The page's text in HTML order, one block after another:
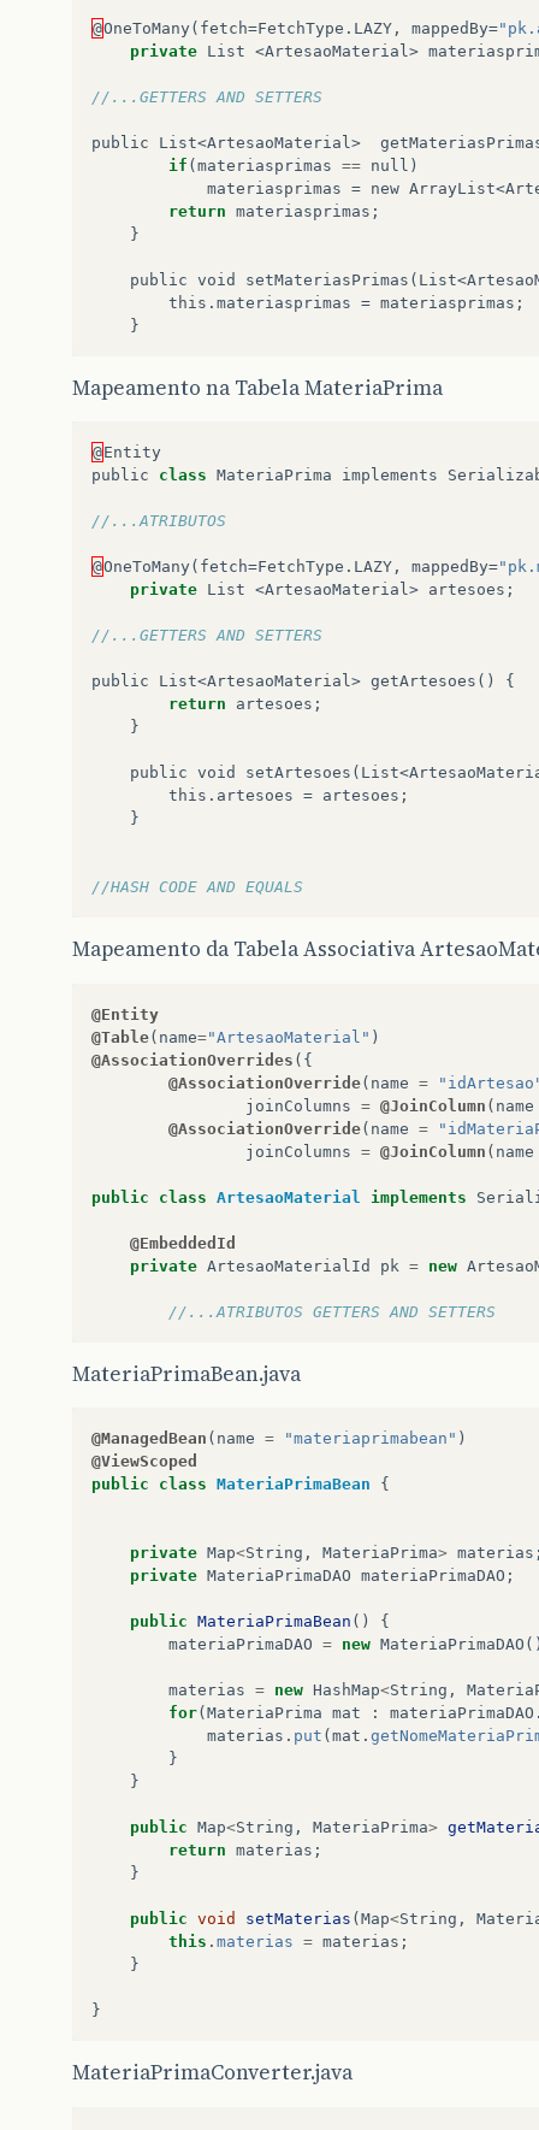
@OneToMany( fetch=FetchType . LAZY , mappedBy=
private List <ArtesaoMaterial >
//...GETTERS AND SETTERS
public List<ArtesaoMaterial >
if ( materiasprimas == null )
materiasprimas = new ArrayList<
return materiasprimas ;
}
public void setMateriasPrimas ( List<
this . materiasprimas = materiasprimas ;
}
Mapeamento na Tabela MateriaPrima
@Entity
public
class MateriaPrima implements
//...ATRIBUTOS
@OneToMany( fetch=FetchType . LAZY , mappedBy=
private List <ArtesaoMaterial> artesoes ;
//...GETTERS AND SETTERS
public List<ArtesaoMaterial> getArtesoes ()
{
return
artesoes ;
}
public void setArtesoes ( List<
this . artesoes = artesoes ;
}
//HASH CODE AND EQUALS
Mapeamento da Tabela Associativa
@Entity
@Table( name="ArtesaoMaterial" )
@AssociationOverrides ({
@AssociationOverride( name =
joinColumns = @JoinColumn ( name
@AssociationOverride( name =
joinColumns = @JoinColumn ( name
public class ArtesaoMaterial implements
@EmbeddedId
private ArtesaoMaterialId pk = new
//...ATRIBUTOS GETTERS AND SETTERS
MateriaPrimaBean.java
@ManagedBean ( name = "materiaprimabean" )
@ViewScoped
public
class MateriaPrimaBean {
private Map<String , MateriaPrima> materias
private MateriaPrimaDAO materiaPrimaDAO ;
public MateriaPrimaBean ()
{
materiaPrimaDAO = new MateriaPrimaDAO
materias = new HashMap<String ,
for( MateriaPrima mat : materiaPrimaDAO
materias . put ( mat .
}
}
public Map<String , MateriaPrima>
return materias ;
}
public void setMaterias ( Map<String ,
this . materias = materias ;
}
}
MateriaPrimaConverter.java